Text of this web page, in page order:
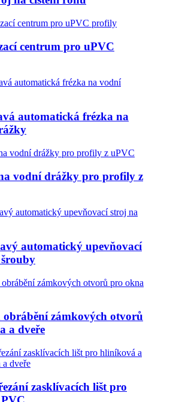
centrum pro uPVC
automatická frézka na
vodní drážky pro profily z
automatický upevňovací
obrábění zámkových otvorů
a dveře
zasklívacích lišt pro